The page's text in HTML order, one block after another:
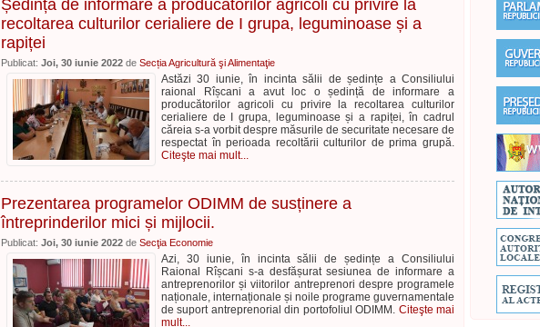
Ședință de informare a producătorilor agricoli cu privire la
recoltarea culturilor cerialiere de I grupa, leguminoase și a
rapiței
Publicat: Joi, 30 iunie 2022 de Secția Agricultură şi Alimentaţie
Astăzi 30 iunie, în incinta sălii de ședințe a Consiliului
raional Rîșcani a avut loc o ședință de informare a
producătorilor agricoli cu privire la recoltarea culturilor
cerialiere de I grupa, leguminoase și a rapiței, în cadrul
căreia s-a vorbit despre măsurile de securitate necesare de
respectat în perioada recoltării culturilor de prima grupă.
Citeşte mai mult...
Prezentarea programelor ODIMM de susținere a
întreprinderilor mici și mijlocii.
Publicat: Joi, 30 iunie 2022 de Secţia Economie
Azi, 30 iunie, în incinta sălii de ședințe a Consiliului
Raional Rîșcani s-a desfășurat sesiunea de informare a
antreprenorilor și viitorilor antreprenori despre programele
naționale, internaționale și noile programe guvernamentale
de suport antreprenorial din portofoliul ODIMM. Citeşte mai
mult...